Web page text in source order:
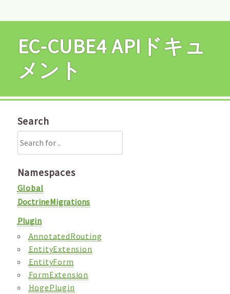
EC-CUBE4 APIドキュ
メント
Search
Namespaces
Global
DoctrineMigrations
Plugin
AnnotatedRouting
EntityExtension
EntityForm
FormExtension
HogePlugin